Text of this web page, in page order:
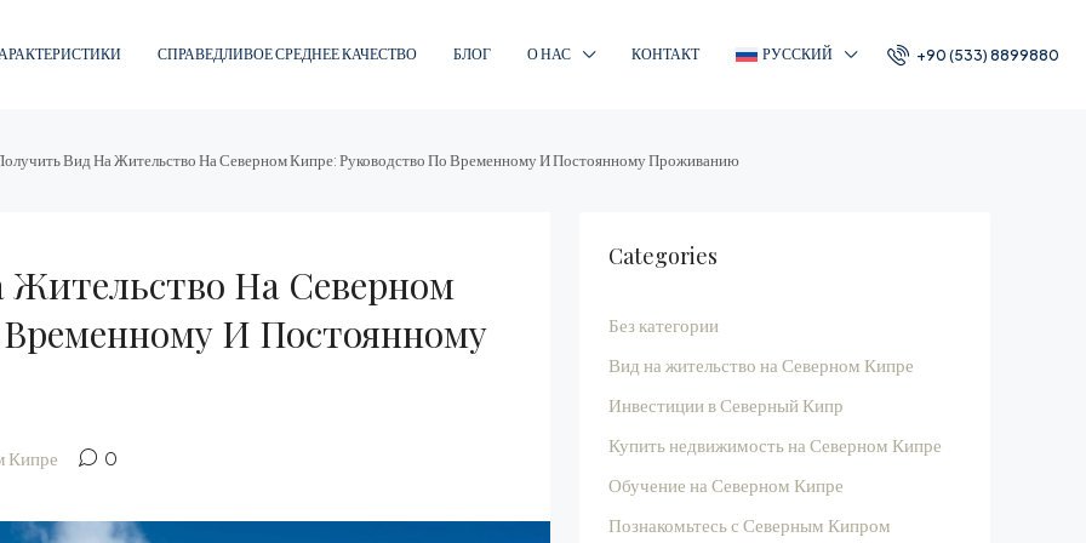
СПРАВЕДЛИВОЕ СРЕДНЕЕ КАЧЕСТВО БЛОГ О НАС КОНТАКТ РУССКИЙ +90 (533) 8899880
Вид На Жительство На Северном Кипре: Руководство По Временному И Постоянному Проживанию
На Северном
И Постоянному
Кипре 0
Categories
Без категории
Вид на жительство на Северном Кипре
Инвестиции в Северный Кипр
Купить недвижимость на Северном Кипре
Обучение на Северном Кипре
Познакомьтесь с Северным Кипром